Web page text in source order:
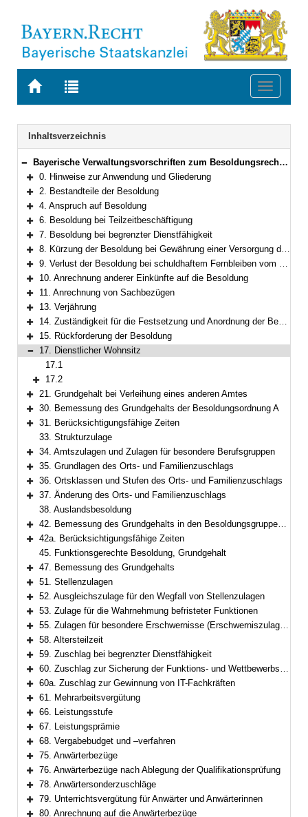
Zur
BAYERN.RECHT
Zur
letzten
Suche
Toggle
Navigation
Inhaltsverzeichnis
Bereich reduzieren
Bayerische Verwaltungsvorschriften zum Besoldungsrecht und Nebengebieten
Bereich erweitern
0. Hinweise zur Anwendung und Gliederung
Bereich erweitern
2. Bestandteile der Besoldung
Bereich erweitern
4. Anspruch auf Besoldung
Bereich erweitern
6. Besoldung bei Teilzeitbeschäftigung
Bereich erweitern
7. Besoldung bei begrenzter Dienstfähigkeit
Bereich erweitern
8. Kürzung der Besoldung bei Gewährung einer Versorgung durch eine zwischenstaatliche oder überstaatliche Einrichtung
Bereich erweitern
9. Verlust der Besoldung bei schuldhaftem Fernbleiben vom Dienst
Bereich erweitern
10. Anrechnung anderer Einkünfte auf die Besoldung
Bereich erweitern
11. Anrechnung von Sachbezügen
Bereich erweitern
13. Verjährung
Bereich erweitern
14. Zuständigkeit für die Festsetzung und Anordnung der Besoldung
Bereich erweitern
15. Rückforderung der Besoldung
Bereich reduzieren
17. Dienstlicher Wohnsitz
17.1
Bereich erweitern
17.2
Bereich erweitern
21. Grundgehalt bei Verleihung eines anderen Amtes
Bereich erweitern
30. Bemessung des Grundgehalts der Besoldungsordnung A
Bereich erweitern
31. Berücksichtigungsfähige Zeiten
33. Strukturzulage
Bereich erweitern
34. Amtszulagen und Zulagen für besondere Berufsgruppen
Bereich erweitern
35. Grundlagen des Orts- und Familienzuschlags
Bereich erweitern
36. Ortsklassen und Stufen des Orts- und Familienzuschlags
Bereich erweitern
37. Änderung des Orts- und Familienzuschlags
38. Auslandsbesoldung
Bereich erweitern
42. Bemessung des Grundgehalts in den Besoldungsgruppen W 2 und W 3
Bereich erweitern
42a. Berücksichtigungsfähige Zeiten
45. Funktionsgerechte Besoldung, Grundgehalt
Bereich erweitern
47. Bemessung des Grundgehalts
Bereich erweitern
51. Stellenzulagen
Bereich erweitern
52. Ausgleichszulage für den Wegfall von Stellenzulagen
Bereich erweitern
53. Zulage für die Wahrnehmung befristeter Funktionen
Bereich erweitern
55. Zulagen für besondere Erschwernisse (Erschwerniszulagen)
Bereich erweitern
58. Altersteilzeit
Bereich erweitern
59. Zuschlag bei begrenzter Dienstfähigkeit
Bereich erweitern
60. Zuschlag zur Sicherung der Funktions- und Wettbewerbsfähigkeit
Bereich erweitern
60a. Zuschlag zur Gewinnung von IT-Fachkräften
Bereich erweitern
61. Mehrarbeitsvergütung
Bereich erweitern
66. Leistungsstufe
Bereich erweitern
67. Leistungsprämie
Bereich erweitern
68. Vergabebudget und –verfahren
Bereich erweitern
75. Anwärterbezüge
Bereich erweitern
76. Anwärterbezüge nach Ablegung der Qualifikationsprüfung
Bereich erweitern
78. Anwärtersonderzuschläge
Bereich erweitern
79. Unterrichtsvergütung für Anwärter und Anwärterinnen
80. Anrechnung auf die Anwärterbezüge